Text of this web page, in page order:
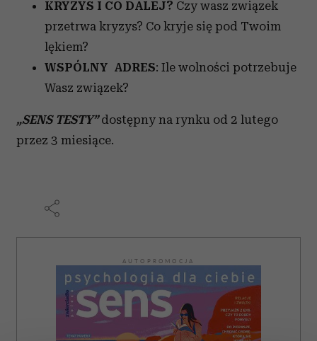
KRYZYS I CO DALEJ? Czy wasz związek
przetrwa kryzys? Co kryje się pod Twoim
lękiem?
WSPÓLNY ADRES: Ile wolności potrzebuje
Wasz związek?
„SENS TESTY”dostępny na rynku od 2 lutego
przez 3 miesiące.
AUTOPROMOCJA